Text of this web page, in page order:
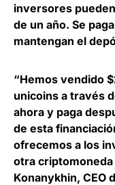
inversores
de un año. Se
mantengan el
“Hemos vendido
unicoins a través
ahora y paga
de esta
ofrecemos a los
otra
Konanykhin, CEO